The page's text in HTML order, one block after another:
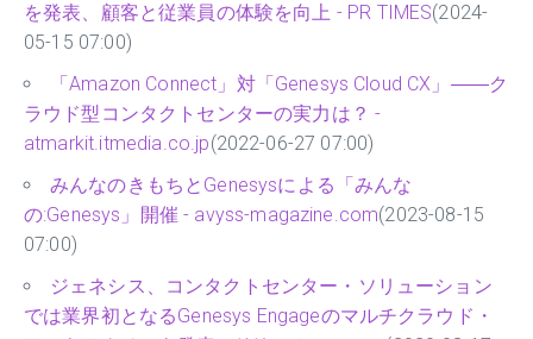
を発表、顧客と従業員の体験を向上 - PR TIMES(2024-
05-15 07:00)
「Amazon Connect」対「Genesys Cloud CX」――ク
ラウド型コンタクトセンターの実力は？ -
atmarkit.itmedia.co.jp(2022-06-27 07:00)
みんなのきもちとGenesysによる「みんな
の:Genesys」開催 - avyss-magazine.com(2023-08-15
07:00)
ジェネシス、コンタクトセンター・ソリューション
では業界初となるGenesys Engageのマルチクラウド・